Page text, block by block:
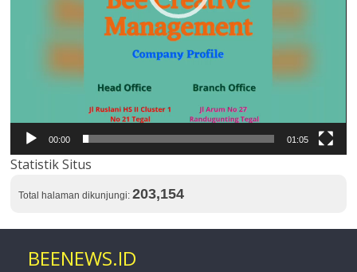
00:00 01:05
Statistik Situs
Total halaman dikunjungi:203,154
BEENEWS.ID